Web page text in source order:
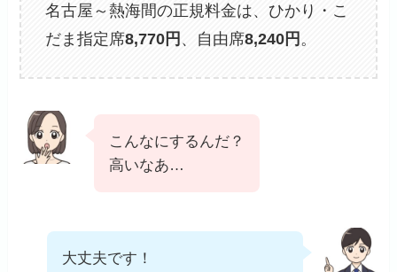
名古屋～熱海間の正規料金は、ひかり・こ
だま指定席8,770 円 、自由席8,240円 。
こんなにするんだ？
高いなあ…
大丈夫です！